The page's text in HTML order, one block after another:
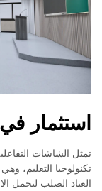
استثمار
تمثل الشاشات
تكنولوجيا التعليم،
العتاد الصلب لتحمل